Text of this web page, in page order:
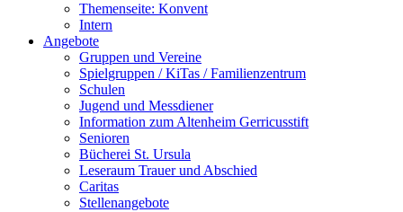
Themenseite: Konvent
Intern
Angebote
Gruppen und Vereine
Spielgruppen / KiTas / Familienzentrum
Schulen
Jugend und Messdiener
Information zum Altenheim Gerricusstift
Senioren
Bücherei St. Ursula
Leseraum Trauer und Abschied
Caritas
Stellenangebote